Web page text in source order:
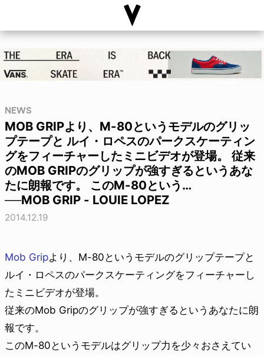
NEWS
MOB GRIPより、M-80というモデルのグリッ
プテープと ルイ・ロペスのパークスケーティン
グをフィーチャーしたミニビデオが登場。 従来
のMOB GRIPのグリップが強すぎるというあな
たに朗報です。 このM-80という…
──MOB GRIP - LOUIE LOPEZ
2014.12.19
Mob Gripより、M-80というモデルのグリップテープと
ルイ・ロペスのパークスケーティングをフィーチャーし
たミニビデオが登場。
従来のMob Gripのグリップが強すぎるというあなたに朗
報です。
このM-80というモデルはグリップ力を少々おさえてい